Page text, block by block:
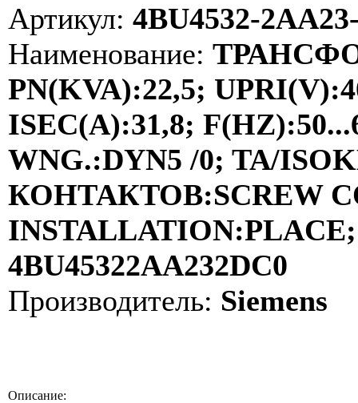
Артикул: 4BU4532-
Наименование:
PN(KVA):22,5;
ISEC(A):31,8;
WNG.:DYN5 /0; TA/
КОНТАКТОВ:SCREW
INSTALLATION:PLACE;
4BU45322AA232DC0
Производитель: Siemens
Описание: